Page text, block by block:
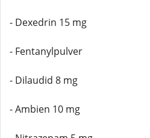
- Dexedrin 15 mg
- Fentanylpulver
- Dilaudid 8 mg
- Ambien 10 mg